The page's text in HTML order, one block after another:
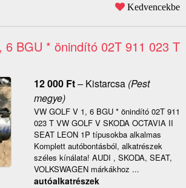
Kedvencekbe
6 BGU * önindító 02T 911 023 T
12 000 Ft– Kistarcsa(Pest
megye)
VW GOLF V 1, 6 BGU * önindító 02T 911
023 T VW GOLF V SKODA OCTAVIA II
SEAT LEON 1P típusokba alkalmas
Komplett autóbontásból, alkatrészek
széles kínálata! AUDI , SKODA, SEAT,
VOLKSWAGEN márkákhoz ...
autóalkatrészek